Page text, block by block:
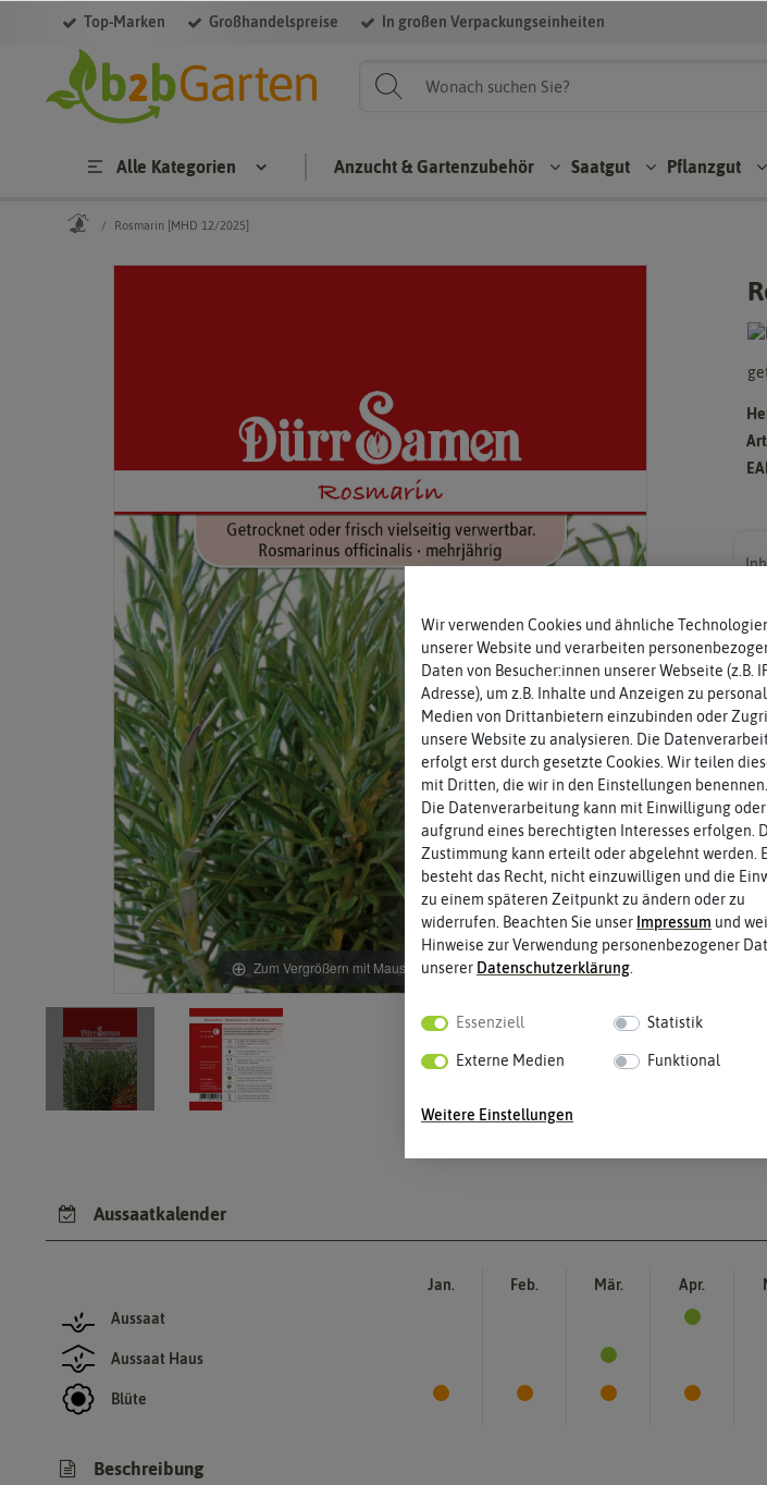
Top-Marken Großhandelspreise In großen Verpackungseinheiten
Alle Kategorien Anzucht & Gartenzubehör Saatgut Pflanzgut
Rosmarin [MHD 12/2025]
Zum Vergrößern mit Maus über das Bild fahren
grün
Aussaatkalender
Aussaat
Aussaat Haus
Blüte
Jan. Feb. Mär. Apr.
Beschreibung
Wir verwenden Cookies und ähnliche
unserer Website und verarbeiten
Daten von Besucher:innen unserer Webseite (z.B.
Adresse), um z.B. Inhalte und Anzeigen zu
Medien von Drittanbietern einzubinden oder
unsere Website zu analysieren. Die
erfolgt erst durch gesetzte Cookies. Wir teilen
mit Dritten, die wir in den Einstellungen benennen.
Die Datenverarbeitung kann mit Einwilligung oder
aufgrund eines berechtigten Interesses erfolgen.
Zustimmung kann erteilt oder abgelehnt werden.
besteht das Recht, nicht einzuwilligen und die
zu einem späteren Zeitpunkt zu ändern oder zu
widerrufen. Beachten Sie unser Impressum und
Hinweise zur Verwendung personenbezogener
unserer Daten­schutz­erklärung
Essenziell Statistik
Externe Medien Funktional
Weitere Einstellungen